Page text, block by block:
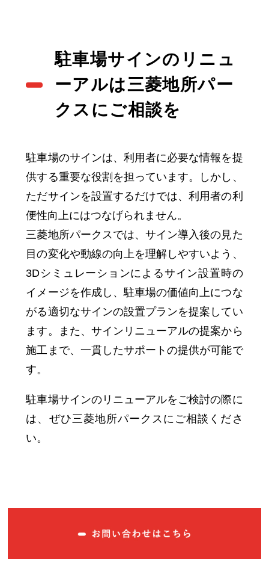
駐車場サインのリニュ
ーアルは三菱地所パー
クスにご相談を
駐車場のサインは、利用者に必要な情報を提
供する重要な役割を担っています。しかし、
ただサインを設置するだけでは、利用者の利
便性向上にはつなげられません。
三菱地所パークスでは、サイン導入後の見た
目の変化や動線の向上を理解しやすいよう、
3Dシミュレーションによるサイン設置時の
イメージを作成し、駐車場の価値向上につな
がる適切なサインの設置プランを提案してい
ます。また、サインリニューアルの提案から
施工まで、一貫したサポートの提供が可能で
す。
駐車場サインのリニューアルをご検討の際に
は、ぜひ三菱地所パークスにご相談くださ
い。